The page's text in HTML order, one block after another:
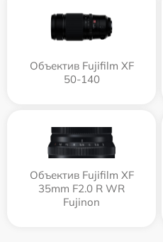
Объектив Fujifilm XF
50-140
Объектив Fujifilm XF
35mm F2.0 R WR
Fujinon